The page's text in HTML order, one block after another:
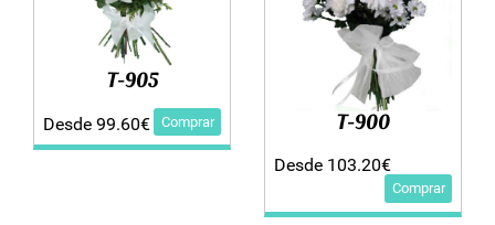
T-905
Desde 99.60€ Comprar T-900
Desde 103.20€
Comprar